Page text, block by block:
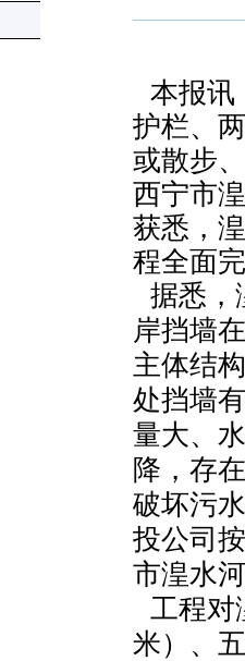
本报讯
护栏、
或散步
西宁市
获悉，
程全面
据悉，
岸挡墙在
主体结
处挡墙
量大、
降，存
破坏污
投公司
市湟水
工程对
米）、